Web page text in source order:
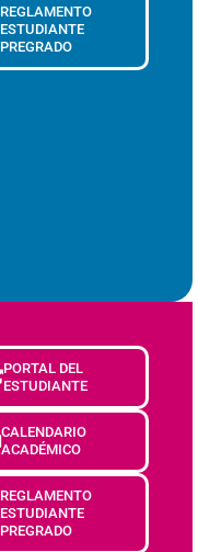
REGLAMENTO
ESTUDIANTE
PREGRADO
PORTAL DEL
ESTUDIANTE
CALENDARIO
ACADÉMICO
REGLAMENTO
ESTUDIANTE
PREGRADO